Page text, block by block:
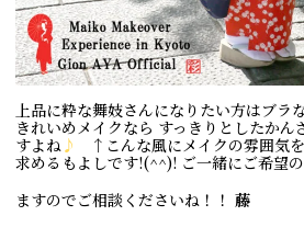
上品に粋な舞妓さんになりたい方はブ
きれいめメイクなら すっきりとしたかん
すよね♪
↑こんな風にメイクの雰囲気
求めるもよしです!(^^)! ご一緒にご希望
ますのでご相談くださいね！！ 藤